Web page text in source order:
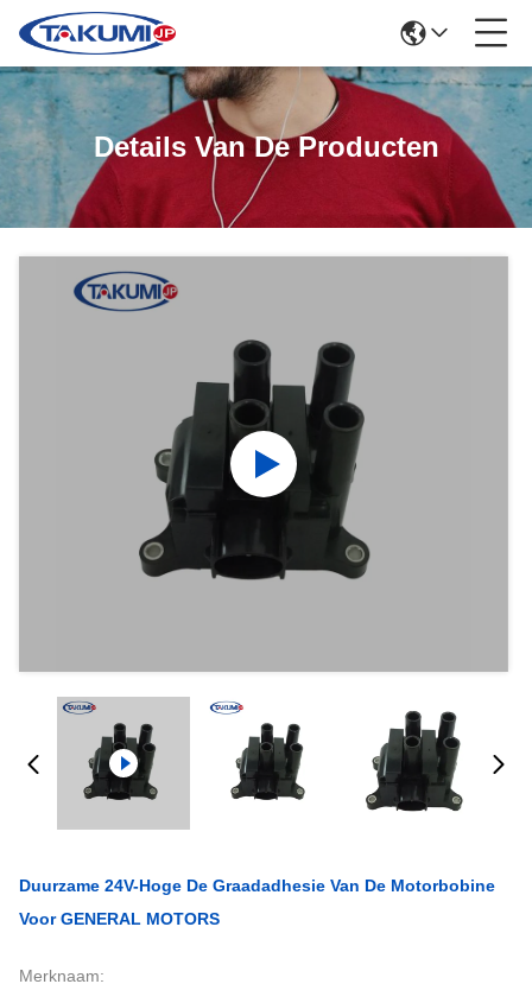
Details Van De Producten
Duurzame 24V-Hoge De Graadadhesie Van De Motorbobine
Voor GENERAL MOTORS
Merknaam: